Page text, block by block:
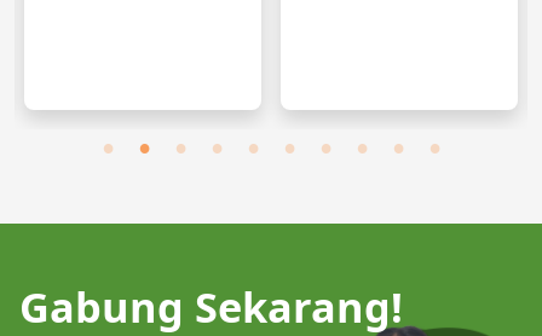
Gabung Sekarang!